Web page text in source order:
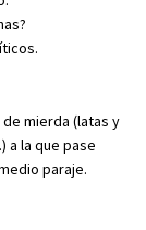
mierda (latas y
la que pase
paraje.